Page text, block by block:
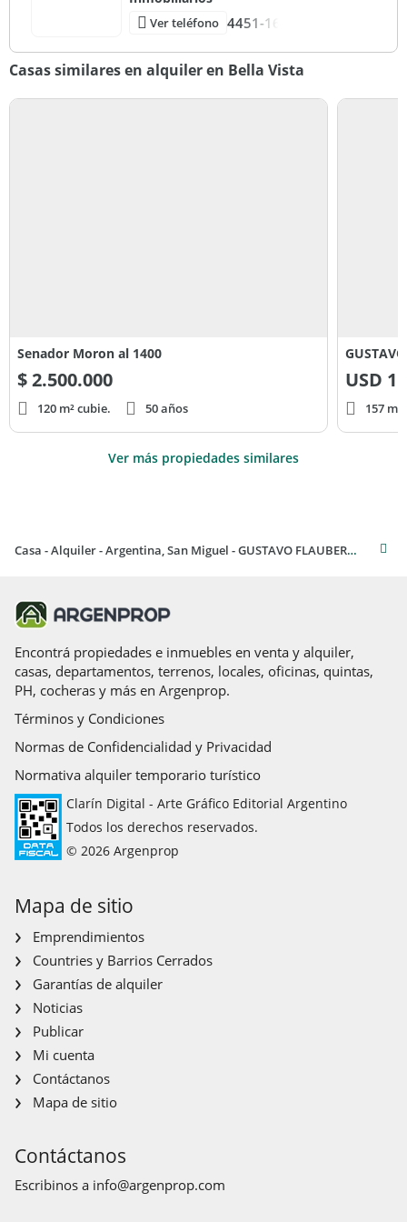
Ver teléfono 4451-16
Casas similares en alquiler en Bella Vista
Senador Moron al 1400
$2.500.000
120 m² cubie. 50 años
USD
157
Ver más propiedades similares
Casa - Alquiler - Argentina, San Miguel - GUSTAVO FLAUBERT 1396
Encontrá propiedades e inmuebles en venta y alquiler,
casas, departamentos, terrenos, locales, oficinas, quintas,
PH, cocheras y más en Argenprop.
Términos y Condiciones
Normas de Confidencialidad y Privacidad
Normativa alquiler temporario turístico
Clarín Digital - Arte Gráfico Editorial Argentino
Todos los derechos reservados.
© 2026 Argenprop
Mapa de sitio
Emprendimientos
Countries y Barrios Cerrados
Garantías de alquiler
Noticias
Publicar
Mi cuenta
Contáctanos
Mapa de sitio
Contáctanos
Escribinos a info@argenprop.com